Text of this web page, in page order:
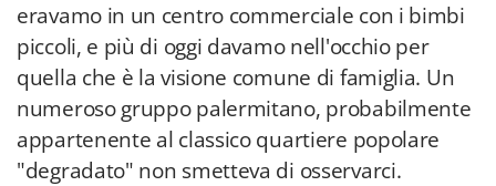
eravamo in un centro commerciale con i bimbi
piccoli, e più di oggi davamo nell'occhio per
quella che è la visione comune di famiglia. Un
numeroso gruppo palermitano, probabilmente
appartenente al classico quartiere popolare
"degradato" non smetteva di osservarci.